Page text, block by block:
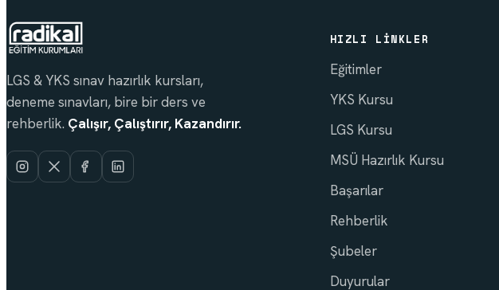
LGS & YKS sınav hazırlık kursları,
deneme sınavları, bire bir ders ve
rehberlik. Çalışır, Çalıştırır, Kazandırır.
HIZLI LINKLER
Eğitimler
YKS Kursu
LGS Kursu
MSÜ Hazırlık Kursu
Başarılar
Rehberlik
Şubeler
Duyurular